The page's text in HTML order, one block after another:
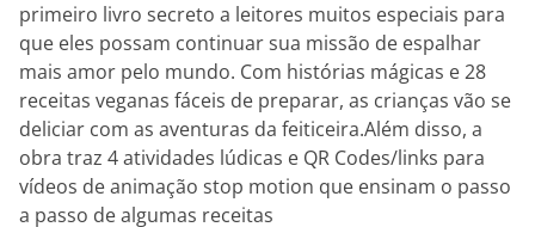
primeiro livro secreto a leitores muitos especiais para
que eles possam continuar sua missão de espalhar
mais amor pelo mundo. Com histórias mágicas e 28
receitas veganas fáceis de preparar, as crianças vão se
deliciar com as aventuras da feiticeira.Além disso, a
obra traz 4 atividades lúdicas e QR Codes/links para
vídeos de animação stop motion que ensinam o passo
a passo de algumas receitas